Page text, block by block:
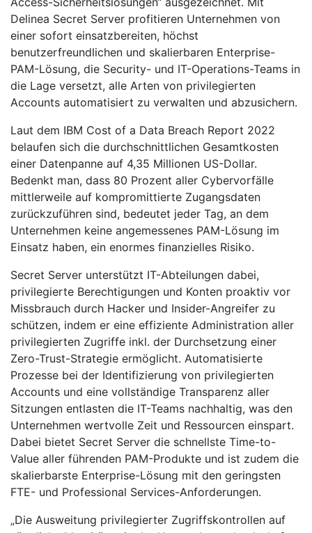
Delinea Secret Server profitieren Unternehmen von
einer sofort einsatzbereiten, höchst
benutzerfreundlichen und skalierbaren Enterprise-
PAM-Lösung, die Security- und IT-Operations-Teams in
die Lage versetzt, alle Arten von privilegierten
Accounts automatisiert zu verwalten und abzusichern.
Laut dem IBM Cost of a Data Breach Report 2022
belaufen sich die durchschnittlichen Gesamtkosten
einer Datenpanne auf 4,35 Millionen US-Dollar.
Bedenkt man, dass 80 Prozent aller Cybervorfälle
mittlerweile auf kompromittierte Zugangsdaten
zurückzuführen sind, bedeutet jeder Tag, an dem
Unternehmen keine angemessenes PAM-Lösung im
Einsatz haben, ein enormes finanzielles Risiko.
Secret Server unterstützt IT-Abteilungen dabei,
privilegierte Berechtigungen und Konten proaktiv vor
Missbrauch durch Hacker und Insider-Angreifer zu
schützen, indem er eine effiziente Administration aller
privilegierten Zugriffe inkl. der Durchsetzung einer
Zero-Trust-Strategie ermöglicht. Automatisierte
Prozesse bei der Identifizierung von privilegierten
Accounts und eine vollständige Transparenz aller
Sitzungen entlasten die IT-Teams nachhaltig, was den
Unternehmen wertvolle Zeit und Ressourcen einspart.
Dabei bietet Secret Server die schnellste Time-to-
Value aller führenden PAM-Produkte und ist zudem die
skalierbarste Enterprise-Lösung mit den geringsten
FTE- und Professional Services-Anforderungen.
„Die Ausweitung privilegierter Zugriffskontrollen auf